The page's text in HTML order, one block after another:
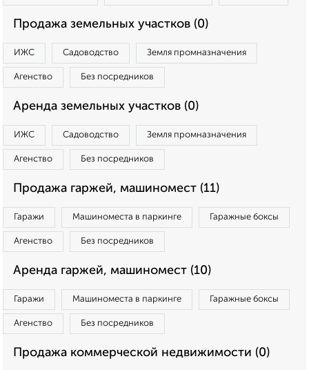
Продажа земельных участков (0)
ИЖС Садоводство Земля промназначения
Агенство Без посредников
Аренда земельных участков (0)
ИЖС Садоводство Земля промназначения
Агенство Без посредников
Продажа гаржей, машиномест (11)
Гаражи Машиноместа в паркинге Гаражные боксы
Агенство Без посредников
Аренда гаржей, машиномест (10)
Гаражи Машиноместа в паркинге Гаражные боксы
Агенство Без посредников
Продажа коммерческой недвижимости (0)